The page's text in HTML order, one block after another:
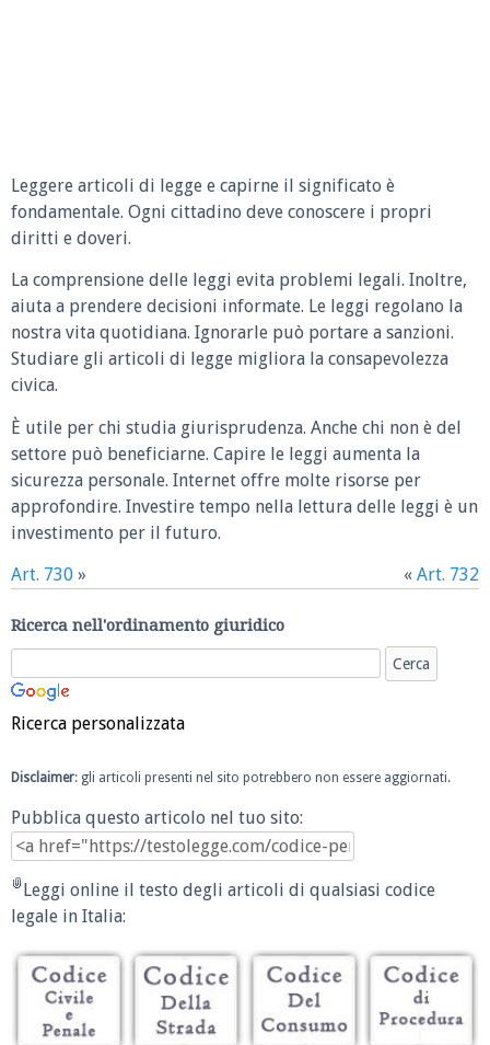
Leggere articoli di legge e capirne il significato è
fondamentale. Ogni cittadino deve conoscere i propri
diritti e doveri.
La comprensione delle leggi evita problemi legali. Inoltre,
aiuta a prendere decisioni informate. Le leggi regolano la
nostra vita quotidiana. Ignorarle può portare a sanzioni.
Studiare gli articoli di legge migliora la consapevolezza
civica.
È utile per chi studia giurisprudenza. Anche chi non è del
settore può beneficiarne. Capire le leggi aumenta la
sicurezza personale. Internet offre molte risorse per
approfondire. Investire tempo nella lettura delle leggi è un
investimento per il futuro.
Art. 730 » « Art. 732
Ricerca nell'ordinamento giuridico
Ricerca personalizzata
Disclaimer: gli articoli presenti nel sito potrebbero non essere aggiornati.
Pubblica questo articolo nel tuo sito:
Leggi online il testo degli articoli di qualsiasi codice
legale in Italia: